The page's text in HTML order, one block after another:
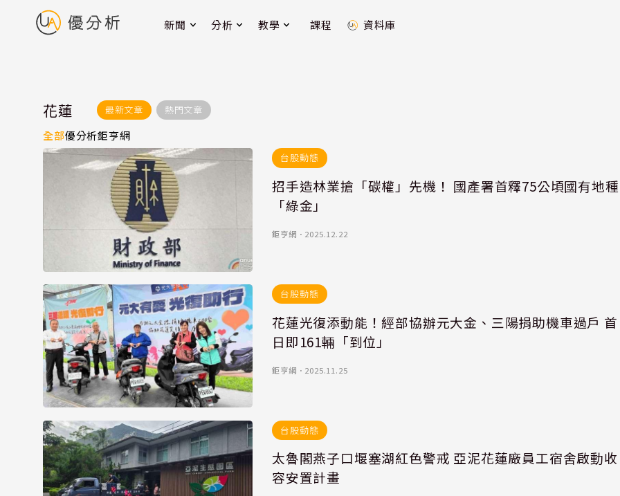
新聞 分析 教學 課程 資料庫
花蓮 最新文章 熱門文章
全部優分析鉅亨網
台股動態
招手造林業搶「碳權」先機！ 國產署首釋75公頃國有地種
「綠金」
鉅亨網 ． 2025.12.22
台股動態
花蓮光復添動能！經部協辦元大金、三陽捐助機車過戶 首
日即161輛「到位」
鉅亨網 ． 2025.11.25
台股動態
太魯閣燕子口堰塞湖紅色警戒 亞泥花蓮廠員工宿舍啟動收
容安置計畫